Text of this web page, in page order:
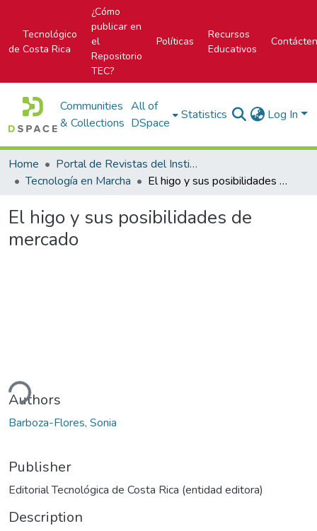
Tecnológico
de Costa Rica
¿Cómo
publicar en
el
Repositorio
TEC?
Políticas
Recursos
Educativos
Communities
& Collections
All of
DSpace
Statistics Log In
Home
Portal de Revistas del Instituto Tecnológico de Costa Rica
Tecnología en Marcha
El higo y sus posibilidades de mercado
El higo y sus posibilidades de
mercado
Authors
Barboza-Flores, Sonia
Publisher
Editorial Tecnológica de Costa Rica (entidad editora)
Description